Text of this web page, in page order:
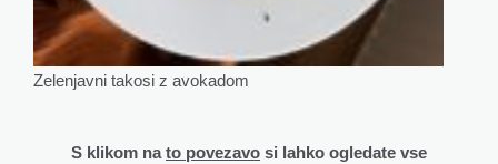
Zelenjavni takosi z avokadom
S klikom nato povezavo si lahko ogledate vse